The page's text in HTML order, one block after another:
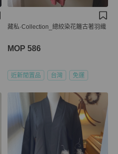
藏私·Collection_總絞染花籬古著羽織
MOP 586
近新閒置品 台灣 免運